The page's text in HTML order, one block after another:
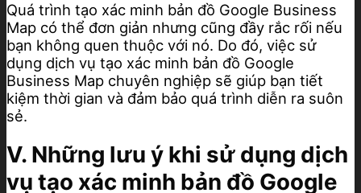
Quá trình tạo xác minh bản đồ Google Business
Map có thể đơn giản nhưng cũng đầy rắc rối nếu
bạn không quen thuộc với nó. Do đó, việc sử
dụng dịch vụ tạo xác minh bản đồ Google
Business Map chuyên nghiệp sẽ giúp bạn tiết
kiệm thời gian và đảm bảo quá trình diễn ra suôn
sẻ.
V. Những lưu ý khi sử dụng dịch
vụ tạo xác minh bản đồ Google